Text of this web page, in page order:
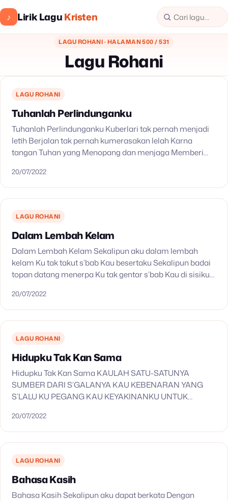
♪ Lirik LaguKristen
LAGU ROHANI · HALAMAN 500 / 531
Lagu Rohani
LAGU ROHANI
Tuhanlah Perlindunganku
Tuhanlah Perlindunganku Kuberlari tak pernah menjadi
letih Berjalan tak pernah kumerasakan lelah Karna
tangan Tuhan yang Menopang dan menjaga Memberi
kuterbang tinggi BersamaMu Yesusku semuakan
kulewati…
20/07/2022
LAGU ROHANI
Dalam Lembah Kelam
Dalam Lembah Kelam Sekalipun aku dalam lembah
kelam Ku tak takut s’bab Kau besertaku Sekalipun badai
topan datang menerpa Ku tak gentar s’bab Kau di sisiku
20/07/2022
LAGU ROHANI
Hidupku Tak Kan Sama
Hidupku Tak Kan Sama KAULAH SATU-SATUNYA
SUMBER DARI S’GALANYA KAU KEBENARAN YANG
S’LALU KU PEGANG KAU KEYAKINANKU UNTUK
BERKUASA ATASKU HIDUPKU TAK ’KAN SAMA KU
TAHU…
20/07/2022
LAGU ROHANI
Bahasa Kasih
Bahasa Kasih Sekalipun aku dapat berkata Dengan